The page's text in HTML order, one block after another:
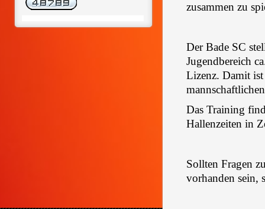
zusammen zu
Der Bade SC
Jugendbereich
Lizenz. Damit
Das Training
Hallenzeiten in
Sollten Fragen
vorhanden sein,